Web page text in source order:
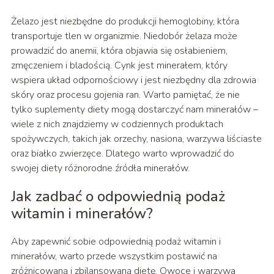
Żelazo jest niezbędne do produkcji hemoglobiny, która
transportuje tlen w organizmie. Niedobór żelaza może
prowadzić do anemii, która objawia się osłabieniem,
zmęczeniem i bladością. Cynk jest minerałem, który
wspiera układ odpornościowy i jest niezbędny dla zdrowia
skóry oraz procesu gojenia ran. Warto pamiętać, że nie
tylko suplementy diety mogą dostarczyć nam minerałów –
wiele z nich znajdziemy w codziennych produktach
spożywczych, takich jak orzechy, nasiona, warzywa liściaste
oraz białko zwierzęce. Dlatego warto wprowadzić do
swojej diety różnorodne źródła minerałów.
Jak zadbać o odpowiednią podaż
witamin i minerałów?
Aby zapewnić sobie odpowiednią podaż witamin i
minerałów, warto przede wszystkim postawić na
zróżnicowaną i zbilansowaną dietę. Owoce i warzywa